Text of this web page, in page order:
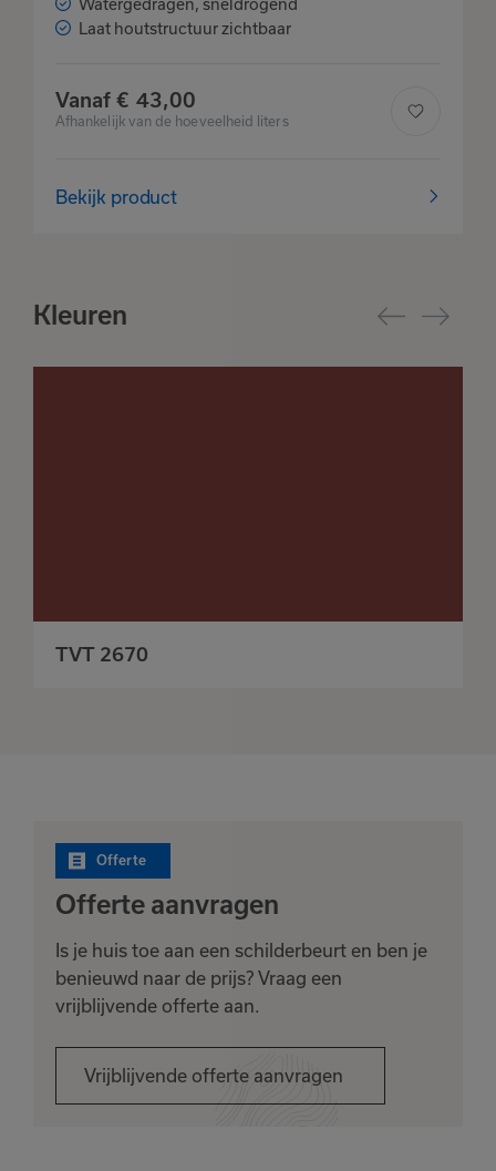
Laat houtstructuur zichtbaar
Vanaf € 43,00
Afhankelijk van de hoeveelheid liters
Bekijk product
Kleuren
TVT 2670
Offerte
Offerte aanvragen
Is je huis toe aan een schilderbeurt en ben je
benieuwd naar de prijs? Vraag een
vrijblijvende offerte aan.
Vrijblijvende offerte aanvragen
Het product is
toegevoegd